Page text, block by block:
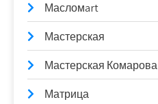
Масломart
Мастерская
Мастерская Комарова
Матрица